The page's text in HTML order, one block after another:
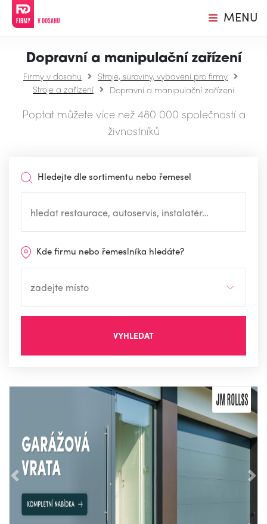
MENU
Dopravní a manipulační zařízení
Firmy v dosahu
Stroje, suroviny, vybavení pro firmy
Stroje a zařízení
Dopravní a manipulační zařízení
Poptat můžete více než 480 000 společností a
živnostníků
Hledejte dle sortimentu nebo řemesel
Kde firmu nebo řemeslníka hledáte?
VYHLEDAT
Předchozí